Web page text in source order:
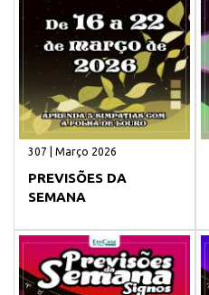
307 | Março 2026
PREVISÕES DA
SEMANA